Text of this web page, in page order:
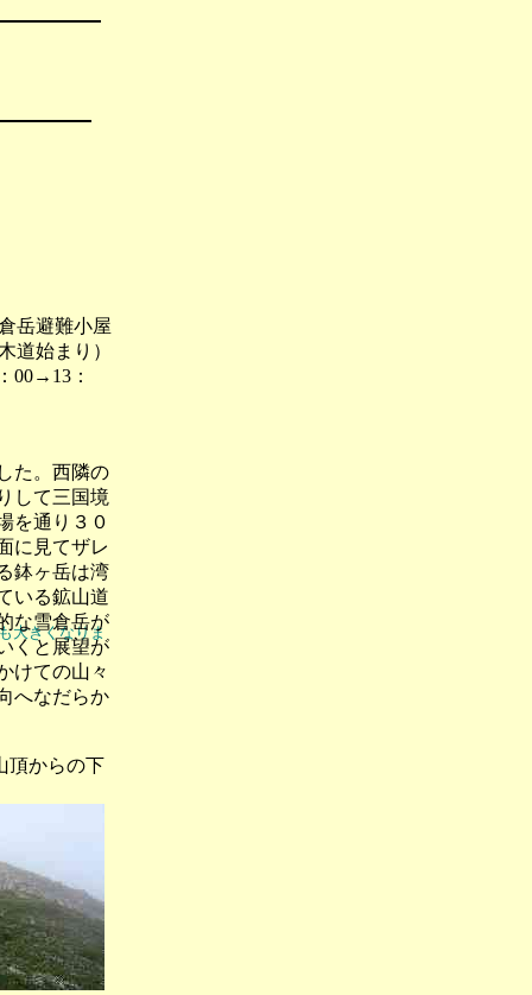
大きくなりま
岳避難小屋
道始まり）
00→13：
た。西隣の
して三国境
を通り３０
に見てザレ
鉢ヶ岳は湾
いる鉱山道
な雪倉岳が
くと展望が
けての山々
へなだらか
からの下